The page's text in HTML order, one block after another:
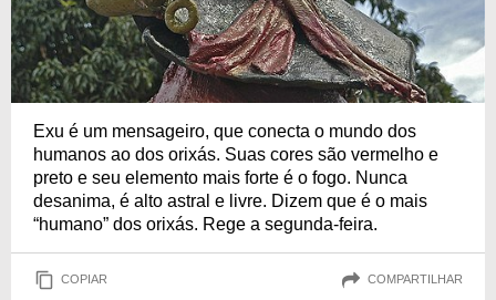
Exu é um mensageiro, que conecta o mundo dos
humanos ao dos orixás. Suas cores são vermelho e
preto e seu elemento mais forte é o fogo. Nunca
desanima, é alto astral e livre. Dizem que é o mais
“humano” dos orixás. Rege a segunda-feira.
COPIAR COMPARTILHAR